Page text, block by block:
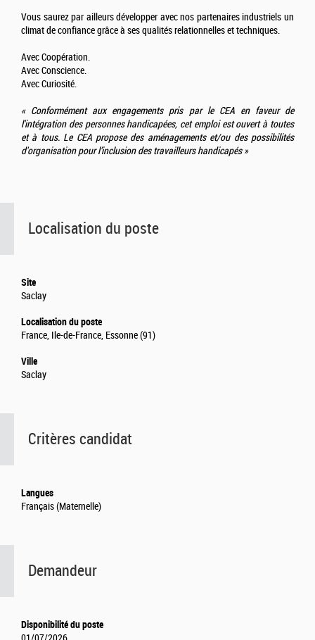
Vous saurez par ailleurs développer avec nos partenaires industriels un
climat de confiance grâce à ses qualités relationnelles et techniques.
Avec Coopération.
Avec Conscience.
Avec Curiosité.
« Conformément aux engagements pris par le CEA en faveur de
l'intégration des personnes handicapées, cet emploi est ouvert à toutes
et à tous. Le CEA propose des aménagements et/ou des possibilités
d'organisation pour l’inclusion des travailleurs handicapés »
Localisation du poste
Site
Saclay
Localisation du poste
France, Ile-de-France, Essonne (91)
Ville
Saclay
Critères candidat
Langues
Français (Maternelle)
Demandeur
Disponibilité du poste